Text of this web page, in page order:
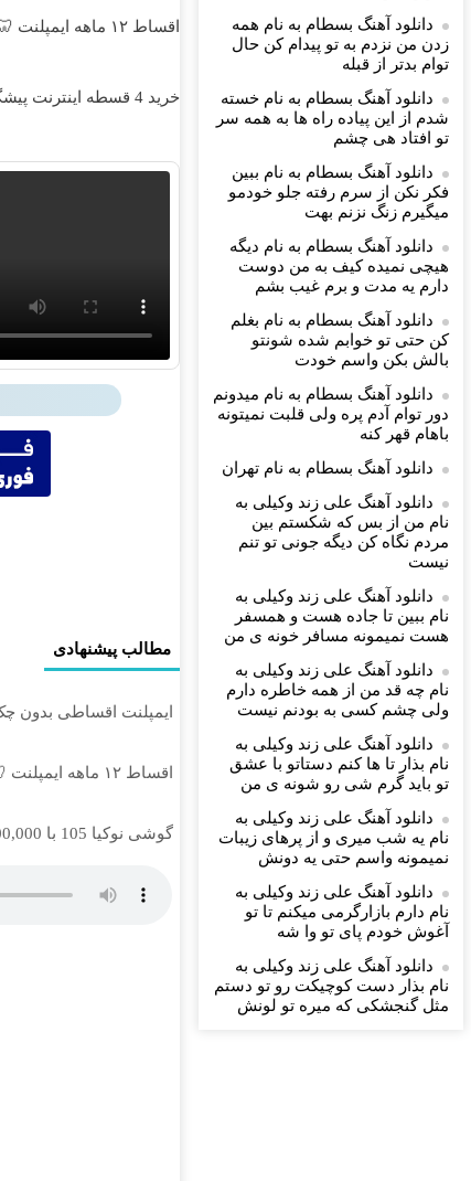
اقساط ۱۲ ماهه ایمپلنت 🦷 بدون چک و ضامن ✅
خرید 4 قسطه اینترنت پیشگامان ☎️ بدون نیاز به تلفن
مطالب پیشنهادی
ایمپلنت اقساطی بدون چک و سفته با ٪۲۵ تخفیف 👈
اقساط ۱۲ ماهه ایمپلنت 🦷 بدون چک و ضامن؛ همین امروز اقدام کن ✅
گوشی نوکیا 105 با 1,500,000 تخفیف استثنائی به مدت محدود🔥
دانلود آهنگ بسطام به نام همه
زدن من نزدم به تو پیدام کن حال
توام بدتر از قبله
دانلود آهنگ بسطام به نام خسته
شدم از این پیاده راه ها به همه سر
تو افتاد هی چشم
دانلود آهنگ بسطام به نام ببین
فکر نکن از سرم رفته جلو خودمو
میگیرم زنگ نزنم بهت
دانلود آهنگ بسطام به نام دیگه
هیچی نمیده کیف به من دوست
دارم یه مدت و برم غیب بشم
دانلود آهنگ بسطام به نام بغلم
کن حتی تو خوابم شده شونتو
بالش بکن واسم خودت
دانلود آهنگ بسطام به نام میدونم
دور توام آدم پره ولی قلبت نمیتونه
باهام قهر کنه
دانلود آهنگ بسطام به نام تهران
دانلود آهنگ علی زند وکیلی به
نام من از بس كه شكستم بین
مردم نگاه كن دیگه جونى تو تنم
نیست
دانلود آهنگ علی زند وکیلی به
نام ببین تا جاده هست و همسفر
هست نمیمونه مسافر خونه ی من
دانلود آهنگ علی زند وکیلی به
نام چه قد من از همه خاطره دارم
ولی چشم كسی به بودنم نیست
دانلود آهنگ علی زند وکیلی به
نام بذار تا ها كنم دستاتو با عشق
تو باید گرم شی رو شونه ى من
دانلود آهنگ علی زند وکیلی به
نام یه شب میرى و از پرهای زيبات
نمیمونه واسم حتی یه دونش
دانلود آهنگ علی زند وکیلی به
نام دارم بازارگرمی میكنم تا تو
آغوش خودم پای تو وا شه
دانلود آهنگ علی زند وکیلی به
نام بذار دست كوچیكت رو تو دستم
مثل گنجشكی كه میره تو لونش